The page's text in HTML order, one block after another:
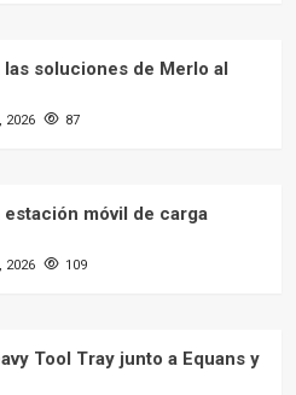
soluciones de Merlo al
2026 87
móvil de carga
2026 109
Tool Tray junto a Equans y